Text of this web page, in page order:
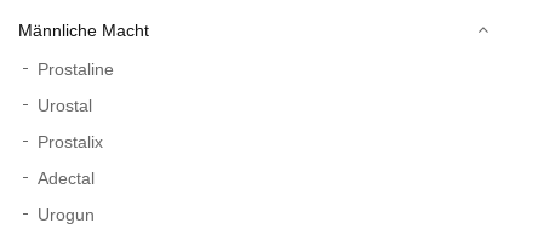
Männliche Macht
Prostaline
Urostal
Prostalix
Adectal
Urogun